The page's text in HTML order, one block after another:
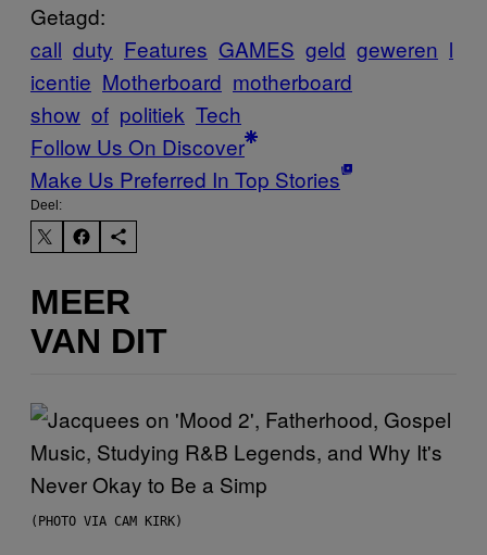
Getagd:
call duty Features GAMES geld geweren l
icentie Motherboard motherboard
show of politiek Tech
Follow Us On Discover
Make Us Preferred In Top Stories
Deel:
MEER
VAN DIT
(PHOTO VIA CAM KIRK)